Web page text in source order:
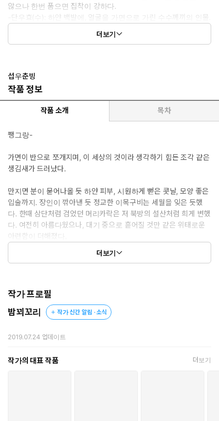
않으나 한번 품으면 집착이 강하다.
-단우효(수): 하얀 백발에, 얼굴을 가면으로 가린 수수께끼의 인물.
혈교의 뒤를 쫓는 것이 유일한 사명이며, 그 외에 무림에 가진 미
련이 없어 보인다. 하나 유일한 예외로 흑천의 삼공자 예강오의 안
*이럴 때 보세요: 잊으려 해도 잊을 수 없는, 운명적인 애절한 사랑을
그린 무협 비엘이 보고 싶을 때.
*공감 글귀: “목련은 다시 피기 위해 지는 거니까요.”
더보기
섭우춘빙
작품 정보
작품 소개 목차
쨍그랑-
가면이 반으로 쪼개지며, 이 세상의 것이라 생각하기 힘든 조각 같은
생김새가 드러났다.
만지면 분이 묻어나올 듯 하얀 피부, 시원하게 뻗은 콧날, 모양 좋은
입술까지. 장인이 깎아낸 듯 정교한 이목구비는 세월을 잊은 듯했
다. 한때 삼단처럼 검었던 머리카락은 저 북방의 설산처럼 희게 변했
다. 여전히 아름다웠으나, 대기 중으로 흩어질 것만 같은 위태로운
아련함이 더해졌다.
가면이 벗겨지며 느릿하게 깜박이는 속눈썹 아래 드러난 눈은 흑옥
없이 예술품에 가까운 외양이었다.
그러나 그토록 찬탄해 마지않을 미남을 앞에 두고, 예강오의 표정은
지지 않을 세기의 미남이라서가 아니라, 한때 강오의 보호자였던
더보기
작가 프로필
밤꾀꼬리
작가 신간 알림 · 소식
2019.07.24업데이트
작가의 대표 작품 더보기